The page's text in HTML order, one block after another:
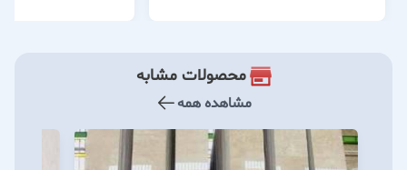
محصولات مشابه
مشاهده همه